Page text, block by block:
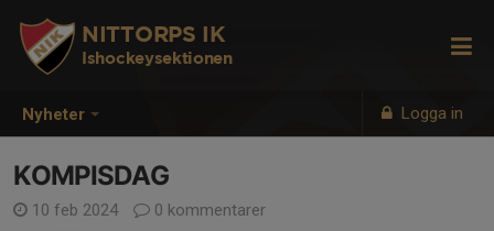
Nyheter Logga in
NITTORPS IK
Ishockeysektionen
KOMPISDAG
10 feb 2024 0 kommentarer